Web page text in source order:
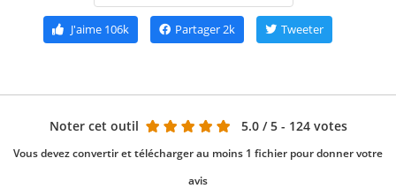
J'aime106k Partager2k Tweeter
Noter cet outil 5.0 / 5 - 124 votes
Vous devez convertir et télécharger au moins 1 fichier pour donner votre
avis